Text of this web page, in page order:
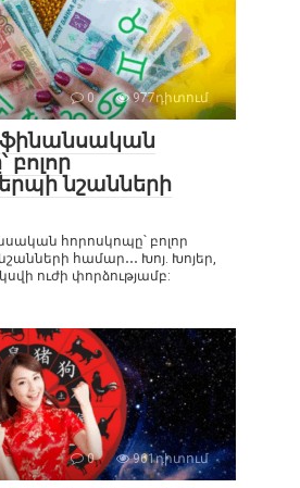
0 977դիտում
բոլոր
նշանների
հորոսկոպը՝ բոլոր
համար․․․ Խոյ. Խոյեր,
ուժի փորձությամբ:
0 961դիտում